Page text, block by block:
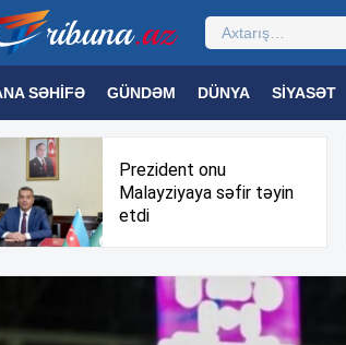
SƏHIFƏ GÜNDƏM DÜNYA SIYASƏT
MƏDƏNIYYƏT
Prezident onu
Malayziyaya səfir təyin
etdi